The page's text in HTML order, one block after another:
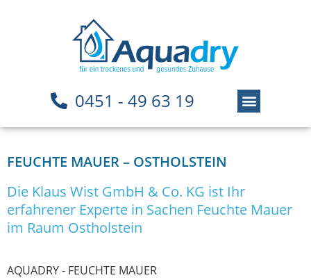
0451 - 49 63 19
FEUCHTE MAUER – OSTHOLSTEIN
Die Klaus Wist GmbH & Co. KG ist Ihr
erfahrener Experte in Sachen Feuchte Mauer
im Raum Ostholstein
AQUADRY - FEUCHTE MAUER